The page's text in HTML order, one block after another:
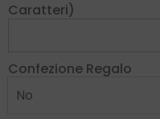
Caratteri)
Confezione Regalo